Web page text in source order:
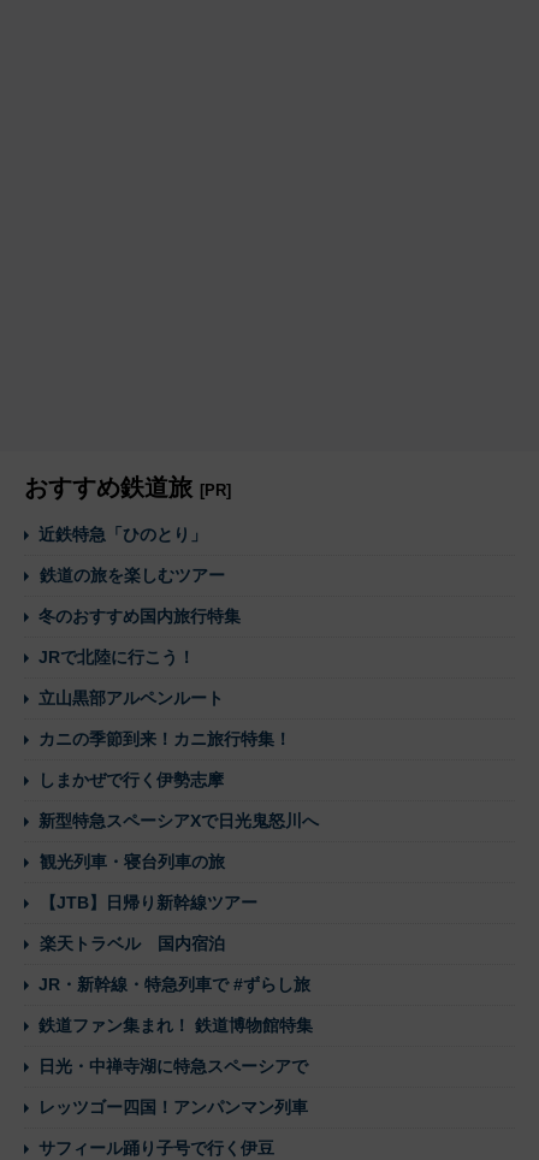
おすすめ鉄道旅 [PR]
近鉄特急「ひのとり」
鉄道の旅を楽しむツアー
冬のおすすめ国内旅行特集
JRで北陸に行こう！
立山黒部アルペンルート
カニの季節到来！カニ旅行特集！
しまかぜで行く伊勢志摩
新型特急スペーシアXで日光鬼怒川へ
観光列車・寝台列車の旅
【JTB】日帰り新幹線ツアー
楽天トラベル 国内宿泊
JR・新幹線・特急列車で #ずらし旅
鉄道ファン集まれ！ 鉄道博物館特集
日光・中禅寺湖に特急スペーシアで
レッツゴー四国！アンパンマン列車
サフィール踊り子号で行く伊豆